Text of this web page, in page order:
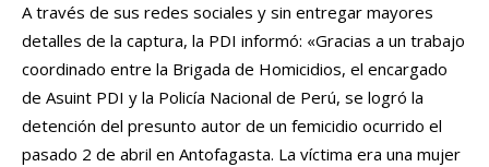
A través de sus redes sociales y sin entregar mayores
detalles de la captura, la PDI informó: «Gracias a un trabajo
coordinado entre la Brigada de Homicidios, el encargado
de Asuint PDI y la Policía Nacional de Perú, se logró la
detención del presunto autor de un femicidio ocurrido el
pasado 2 de abril en Antofagasta. La víctima era una mujer